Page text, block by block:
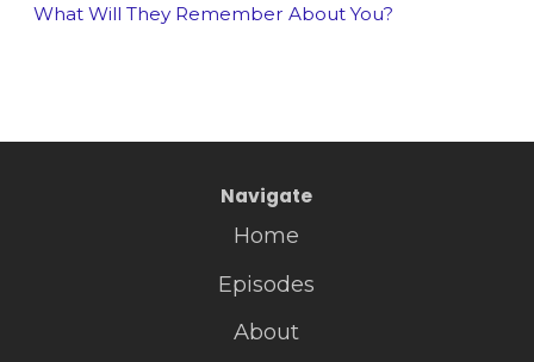
What Will They Remember About You?
Navigate
Home
Episodes
About